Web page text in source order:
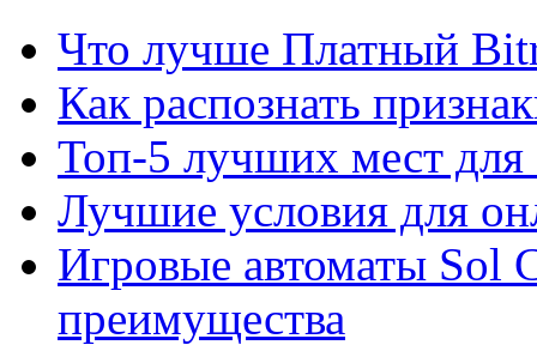
Что лучше Платный
Как распознать
Топ-5 лучших мест для
Лучшие условия для
Игровые автоматы Sol
преимущества